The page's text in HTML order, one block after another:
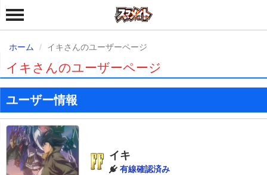
ホーム イキさんのユーザーページ
イキさんのユーザーページ
ユーザー情報
イキ
有線確認済み